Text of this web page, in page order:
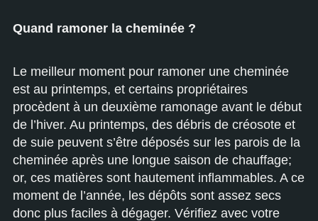
Quand ramoner la cheminée ?
Le meilleur moment pour ramoner une cheminée
est au printemps, et certains propriétaires
procèdent à un deuxième ramonage avant le début
de l’hiver. Au printemps, des débris de créosote et
de suie peuvent s’être déposés sur les parois de la
cheminée après une longue saison de chauffage;
or, ces matières sont hautement inflammables. A ce
moment de l’année, les dépôts sont assez secs
donc plus faciles à dégager. Vérifiez avec votre